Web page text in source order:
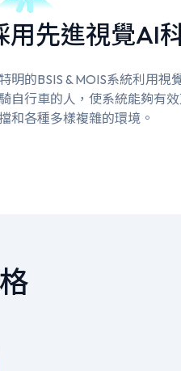
用先進視覺AI
明的BSIS & MOIS系統利用
自行車的人，使系統能夠有
和各種多樣複雜的環境。